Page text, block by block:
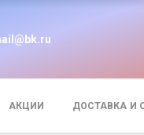
АКЦИИ ДОСТАВКА И